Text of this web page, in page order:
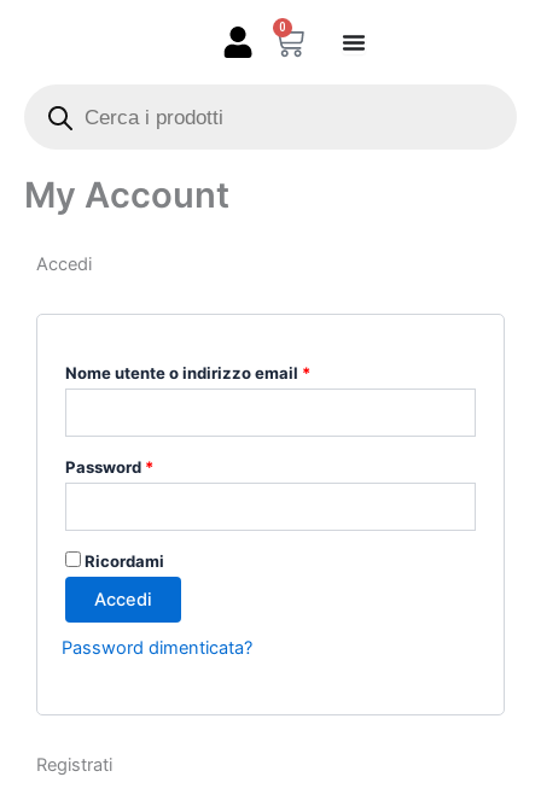
0
Carrello
search
My Account
Accedi
Nome utente o indirizzo email *
Password *
Ricordami
Accedi
Password dimenticata?
Registrati